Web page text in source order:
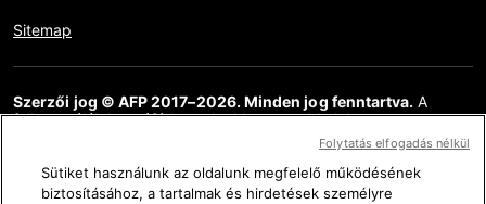
Sitemap
Szerzői jog © AFP 2017–2026. Minden jog fenntartva. A
felhasználók hozzáférhetnek ehhez a webhelyhez,
megtekinthetik azt, és használhatják az elérhető megosztási
funkciókat is, de kizárólag csak személyes, magán és nem
kereskedelmi célokra. Bármely egyéb felhasználás, különösen a
weboldal tartalmának bármilyen sokszorosítása, közlése vagy
Sütiket használunk az oldalunk megfelelő működésének
biztosításához, a tartalmak és hirdetések személyre
Folytatás elfogadás nélkül